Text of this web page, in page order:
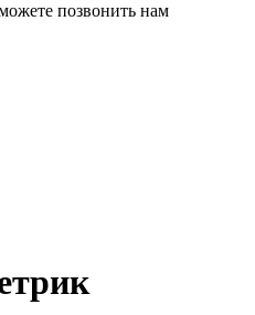
позвонить нам